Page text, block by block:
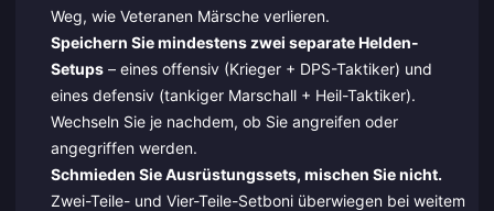
Weg, wie Veteranen Märsche verlieren.
Speichern Sie mindestens zwei separate Helden-
Setups– eines offensiv (Krieger + DPS-Taktiker) und
eines defensiv (tankiger Marschall + Heil-Taktiker).
Wechseln Sie je nachdem, ob Sie angreifen oder
angegriffen werden.
Schmieden Sie Ausrüstungssets, mischen Sie nicht.
Zwei-Teile- und Vier-Teile-Setboni überwiegen bei weitem